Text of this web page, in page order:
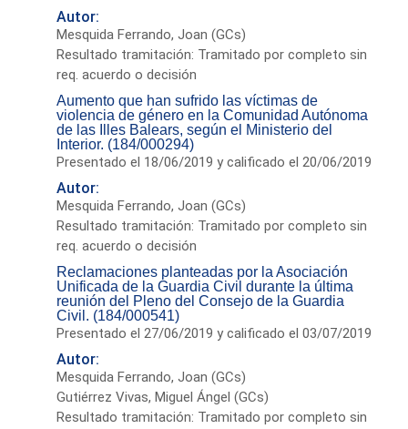
Autor:
Mesquida Ferrando, Joan (GCs)
Resultado tramitación: Tramitado por completo sin
req. acuerdo o decisión
Aumento que han sufrido las víctimas de
violencia de género en la Comunidad Autónoma
de las Illes Balears, según el Ministerio del
Interior. (184/000294)
Presentado el 18/06/2019 y calificado el 20/06/2019
Autor:
Mesquida Ferrando, Joan (GCs)
Resultado tramitación: Tramitado por completo sin
req. acuerdo o decisión
Reclamaciones planteadas por la Asociación
Unificada de la Guardia Civil durante la última
reunión del Pleno del Consejo de la Guardia
Civil. (184/000541)
Presentado el 27/06/2019 y calificado el 03/07/2019
Autor:
Mesquida Ferrando, Joan (GCs)
Gutiérrez Vivas, Miguel Ángel (GCs)
Resultado tramitación: Tramitado por completo sin